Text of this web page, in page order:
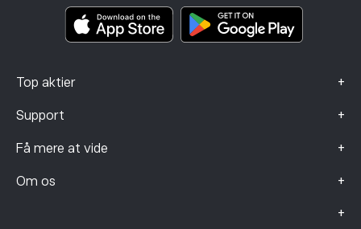
Top aktier +
Support +
Få mere at vide +
Om os +
+
Data om klager (FCA-kunder)